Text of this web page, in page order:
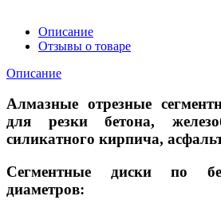
Описание
Отзывы о товаре
Описание
Алмазные отрезные
для резки бетона,
силикатного кирпича,
Сегментные диски по
диаметров: